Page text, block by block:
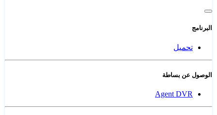
البرنامج
تحميل
الوصول عن بساطة
Agent DVR